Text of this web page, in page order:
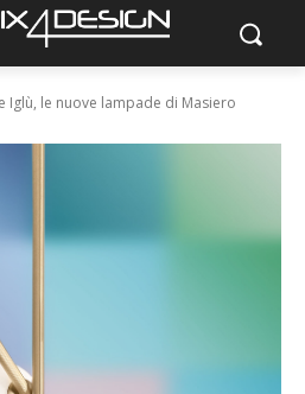
Iglù, le nuove lampade di Masiero